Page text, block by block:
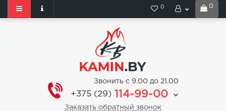
0
0
Звонить с 9.00 до 21.00
+375 (29) 114-99-00
Заказать обратный звонок